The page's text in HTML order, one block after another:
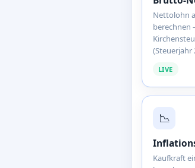
Nettolohn
berechnen
(Steuerjahr
LIVE
📉
Kaufkraft